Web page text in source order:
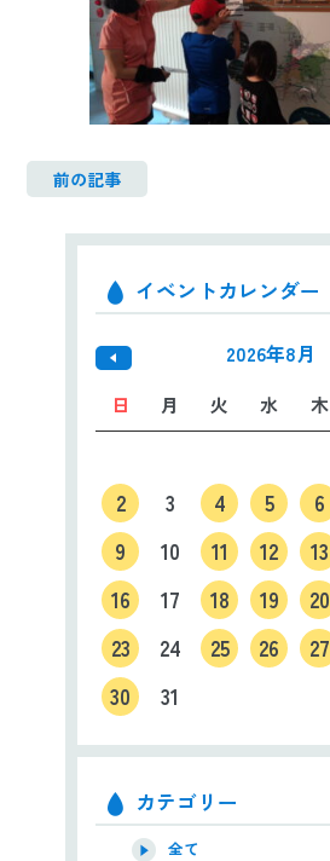
前の記事
イベントカレンダー
2026年8月
日 月 火 水 木
2
3 4 5 6
9
10 11 12 13
16
17 18 19 20
23
24 25 26 27
30
31
カテゴリー
全て